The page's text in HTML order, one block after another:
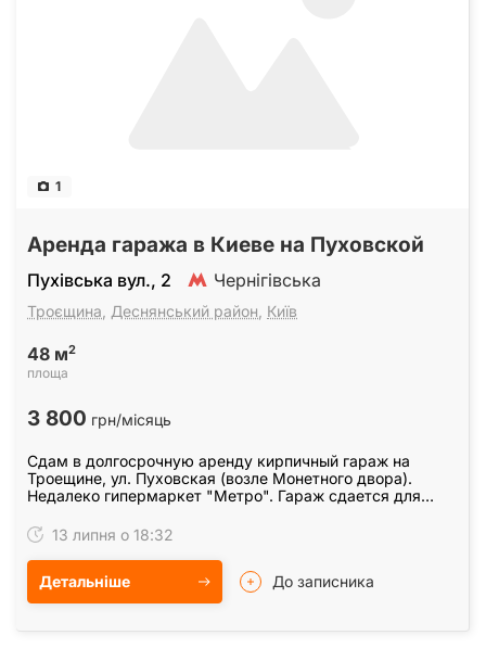
1
Аренда гаража в Киеве на Пуховской
Пухівська вул., 2 Чернігівська
Троєщина Деснянський район Київ
48 м2
площа
3 800 грн/місяць
Сдам в долгосрочную аренду кирпичный гараж на
Троещине, ул. Пуховская (возле Монетного двора).
Недалеко гипермаркет "Метро". Гараж сдается для
13 липня о 18:32
Детальніше До записника